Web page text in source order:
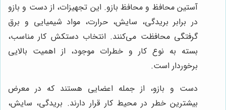
آستین محافظ و محافظ بازو. این تجهیزات، از دست و بازو
در برابر بریدگی، سایش، حرارت، مواد شیمیایی و برق
گرفتگی محافظت می‌کنند. انتخاب دستکش کار مناسب،
بسته به نوع کار و خطرات موجود، از اهمیت بالایی
برخوردار است.
دست و بازو، از جمله اعضایی هستند که در معرض
بیشترین خطر در محیط کار قرار دارند. بریدگی، سایش،